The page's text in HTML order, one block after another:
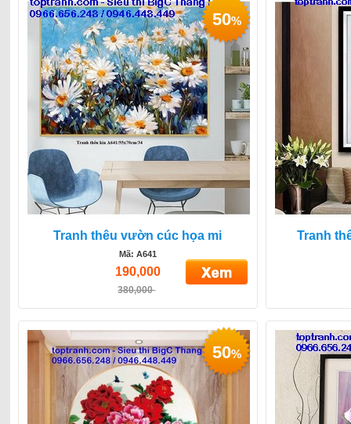
Tranh thêu vườn cúc họa mi
Mã: A641
190,000
380,000
50%
Tranh
50%